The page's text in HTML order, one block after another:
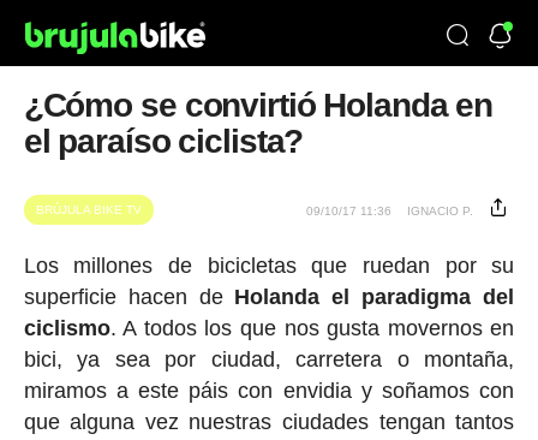
¿Cómo se convirtió Holanda en
el paraíso ciclista?
BRÚJULA BIKE TV 09/10/17 11:36 IGNACIO P.
Los millones de bicicletas que ruedan por su
superficie hacen de Holanda el paradigma del
ciclismo. A todos los que nos gusta movernos en
bici, ya sea por ciudad, carretera o montaña,
miramos a este páis con envidia y soñamos con
que alguna vez nuestras ciudades tengan tantos